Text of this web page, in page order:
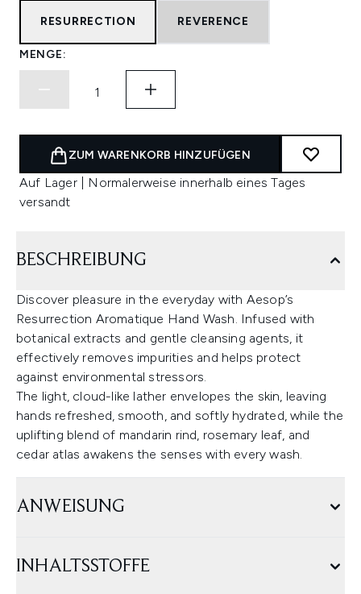
RESURRECTION REVERENCE
MENGE:
ZUM WARENKORB HINZUFÜGEN
Auf Lager | Normalerweise innerhalb eines Tages
versandt
BESCHREIBUNG
Discover pleasure in the everyday with Aesop’s
Resurrection Aromatique Hand Wash. Infused with
botanical extracts and gentle cleansing agents, it
effectively removes impurities and helps protect
against environmental stressors.
The light, cloud-like lather envelopes the skin, leaving
hands refreshed, smooth, and softly hydrated, while the
uplifting blend of mandarin rind, rosemary leaf, and
cedar atlas awakens the senses with every wash.
ANWEISUNG
INHALTSSTOFFE